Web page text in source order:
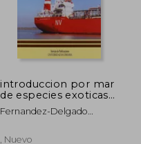
introduccion por mar
de especies exoticas
invasoras a traves del.
el caso de doñana
Fernandez-Delgado
Revillo
, Nuevo